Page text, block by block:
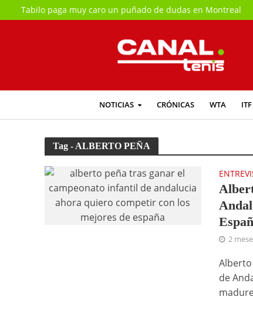
Tabilo paga muy caro un puñado de dudas en Montreal
NOTICIAS CRÓNICAS WTA ITF
Tag - ALBERTO PEÑA
2
de